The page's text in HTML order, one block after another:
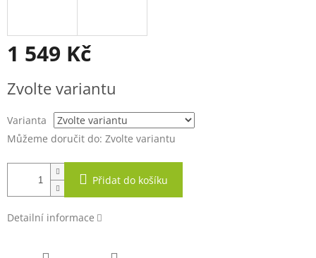
1 549 Kč
cena:
Zvolte variantu
Varianta
Můžeme doručit do: Zvolte variantu
Přidat do košíku
Detailní informace